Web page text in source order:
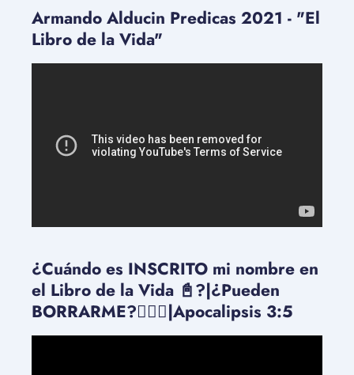
Armando Alducin Predicas 2021 - "El
Libro de la Vida"
¿Cuándo es INSCRITO mi nombre en
el Libro de la Vida 📓?|¿Pueden
BORRARME?🤷🏻‍♂️|Apocalipsis 3:5